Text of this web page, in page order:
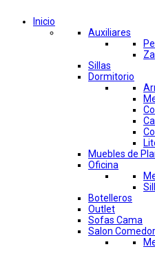
Inicio
Auxiliares
Sillas
Dormitorio
Muebles de
Oficina
Botelleros
Outlet
Sofas Cama
Salon Comedor